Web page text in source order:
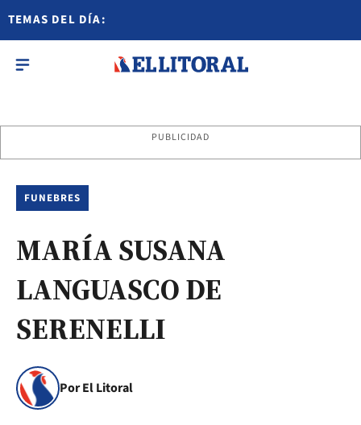
TEMAS DEL DÍA:
PUBLICIDAD
FUNEBRES
MARÍA SUSANA
LANGUASCO DE
SERENELLI
Por El Litoral